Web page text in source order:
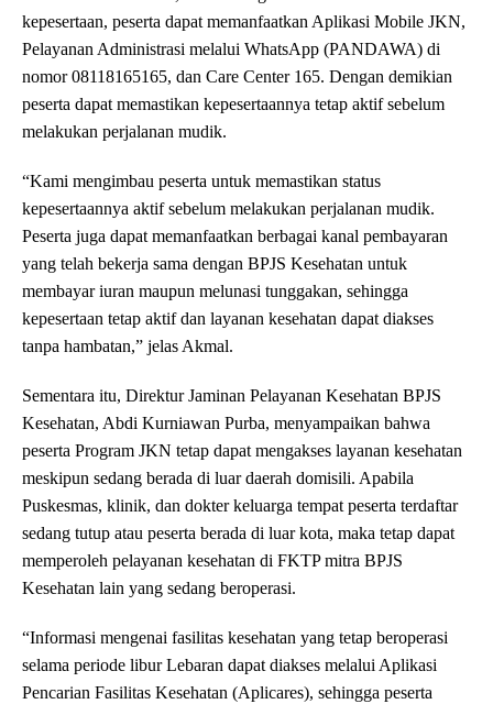
kepesertaan, peserta dapat memanfaatkan Aplikasi Mobile JKN,
Pelayanan Administrasi melalui WhatsApp (PANDAWA) di
nomor 08118165165, dan Care Center 165. Dengan demikian
peserta dapat memastikan kepesertaannya tetap aktif sebelum
melakukan perjalanan mudik.
“Kami mengimbau peserta untuk memastikan status
kepesertaannya aktif sebelum melakukan perjalanan mudik.
Peserta juga dapat memanfaatkan berbagai kanal pembayaran
yang telah bekerja sama dengan BPJS Kesehatan untuk
membayar iuran maupun melunasi tunggakan, sehingga
kepesertaan tetap aktif dan layanan kesehatan dapat diakses
tanpa hambatan,” jelas Akmal.
Sementara itu, Direktur Jaminan Pelayanan Kesehatan BPJS
Kesehatan, Abdi Kurniawan Purba, menyampaikan bahwa
peserta Program JKN tetap dapat mengakses layanan kesehatan
meskipun sedang berada di luar daerah domisili. Apabila
Puskesmas, klinik, dan dokter keluarga tempat peserta terdaftar
sedang tutup atau peserta berada di luar kota, maka tetap dapat
memperoleh pelayanan kesehatan di FKTP mitra BPJS
Kesehatan lain yang sedang beroperasi.
“Informasi mengenai fasilitas kesehatan yang tetap beroperasi
selama periode libur Lebaran dapat diakses melalui Aplikasi
Pencarian Fasilitas Kesehatan (Aplicares), sehingga peserta